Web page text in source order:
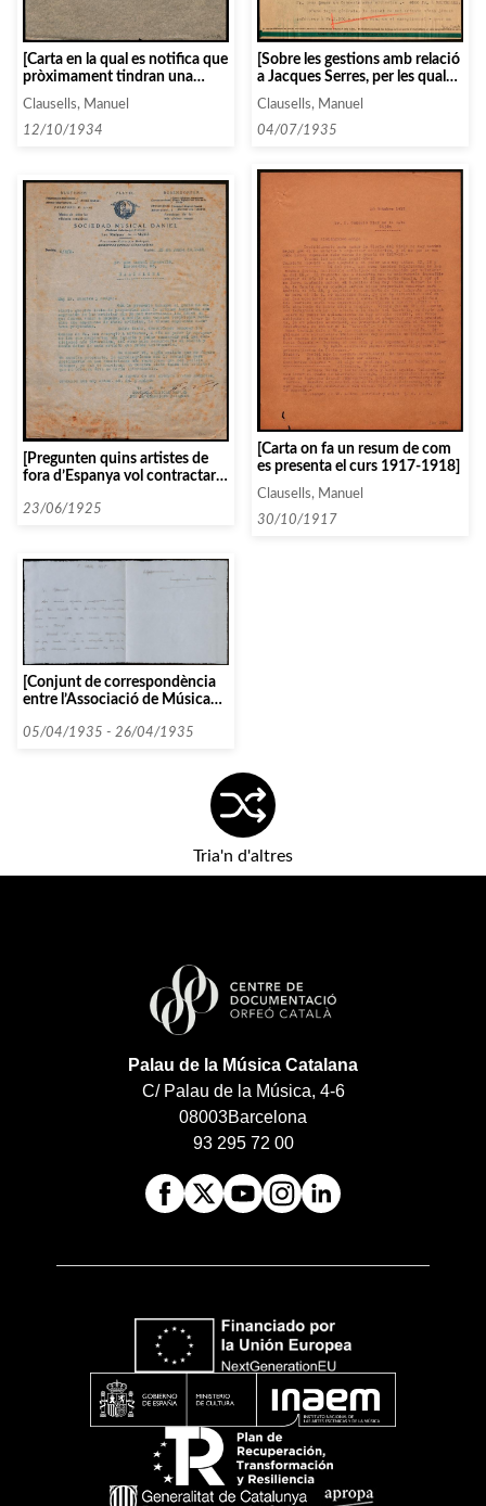
[Carta en la qual es notifica que
pròximament tindran una
de Lisa Duncan]
Clausells, Manuel
12/10/1934
[Sobre les gestions amb relació
a Jacques Serres, per les quals
ajustar-se a les condicions que
ofereixen]
Clausells, Manuel
04/07/1935
[Pregunten quins artistes de
fora d’Espanya vol contractar
tourneés]
23/06/1925
[Carta on fa un resum de com
es presenta el curs 1917-1918]
Clausells, Manuel
30/10/1917
[Conjunt de correspondència
entre l’Associació de Música
entitats que comencen amb la
05/04/1935 - 26/04/1935
Tria'n d'altres
Palau de la Música Catalana
C/ Palau de la Música, 4-6
08003Barcelona
93 295 72 00